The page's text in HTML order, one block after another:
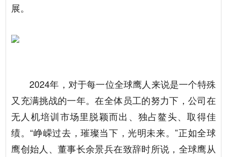
展。
2024年，对于每一位全球鹰人来说是一个特殊
又充满挑战的一年。在全体员工的努力下，公司在
无人机培训市场里脱颖而出、独占鳌头、取得佳
绩。“峥嵘过去，璀璨当下，光明未来。”正如全球
鹰创始人、董事长余景兵在致辞时所说，全球鹰从